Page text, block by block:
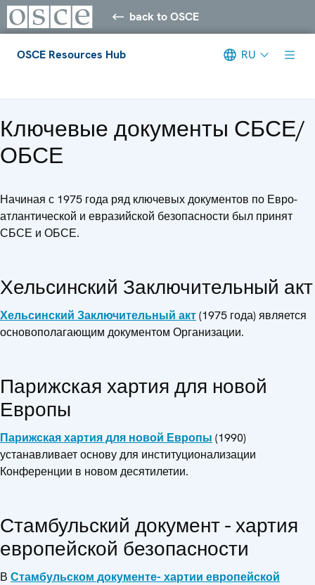
back to OSCE
OSCE Resources Hub RU
Ключевые документы СБСЕ/
ОБСЕ
Начиная с 1975 года ряд ключевых документов по Евро-
атлантической и евразийской безопасности был принят
СБСЕ и ОБСЕ.
Хельсинский Заключительный акт
Хельсинский Заключительный акт(1975 года) является
основополагающим документом Организации.
Парижская хартия для новой
Европы
Парижская хартия для новой Европы (1990)
устанавливает основу для институционализации
Конференции в новом десятилетии.
Стамбульский документ - хартия
европейской безопасности
В Стамбульском документе- хартии европейской